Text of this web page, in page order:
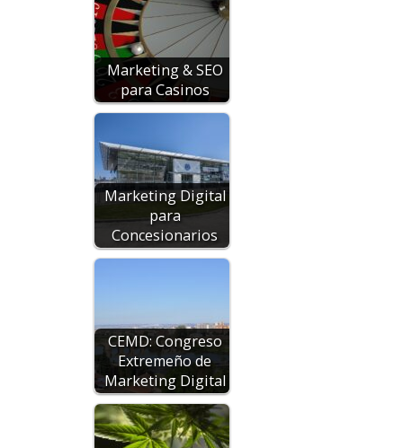
Marketing & SEO
para Casinos
Marketing Digital
para
Concesionarios
CEMD: Congreso
Extremeño de
Marketing Digital